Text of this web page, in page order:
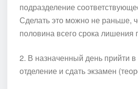
подразделение
Сделать это можно не раньше,
половина всего срока лишения
2. В назначенный день прийти в
отделение и сдать экзамен